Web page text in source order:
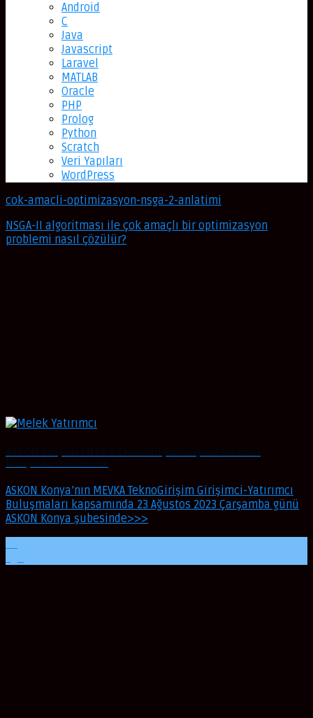
Android
C
Java
Javascript
Laravel
MATLAB
Oracle
PHP
Prolog
Python
Scratch
Veri Yapıları
WordPress
cok-amacli-optimizasyon-nsga-2-anlatimi
NSGA-II algoritması ile çok amaçlı bir optimizasyon
problemi nasıl çözülür?
ASKON Konya’nın MEVKA TeknoGirişim Girişimci-Yatırımcı
Buluşmaları kapsamında 23 Ağustos 2023 Çarşamba günü
ASKON Konya şubesinde>>>